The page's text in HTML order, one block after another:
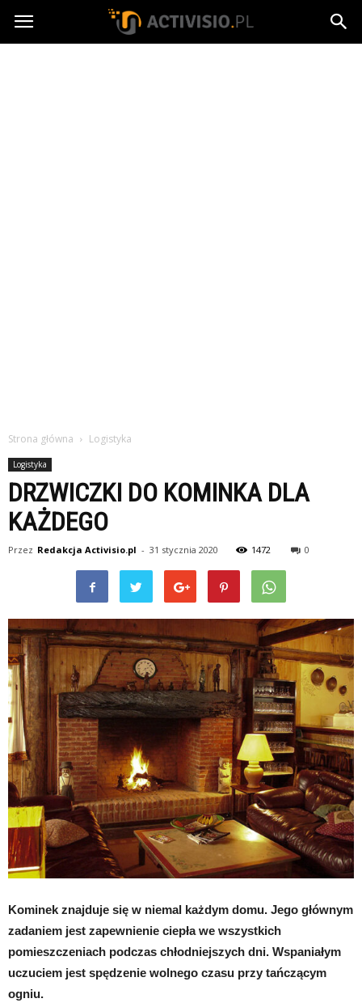
Activisio.pl
Strona główna Logistyka
Logistyka
DRZWICZKI DO KOMINKA DLA
KAŻDEGO
Przez Redakcja Activisio.pl - 31 stycznia 2020 1472 0
Kominek znajduje się w niemal każdym domu. Jego głównym
zadaniem jest zapewnienie ciepła we wszystkich
pomieszczeniach podczas chłodniejszych dni. Wspaniałym
uczuciem jest spędzenie wolnego czasu przy tańczącym
ogniu.